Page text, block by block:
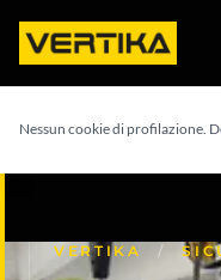
Vai al contenuto
VERTIKA /
Nessun cookie di profilazione.